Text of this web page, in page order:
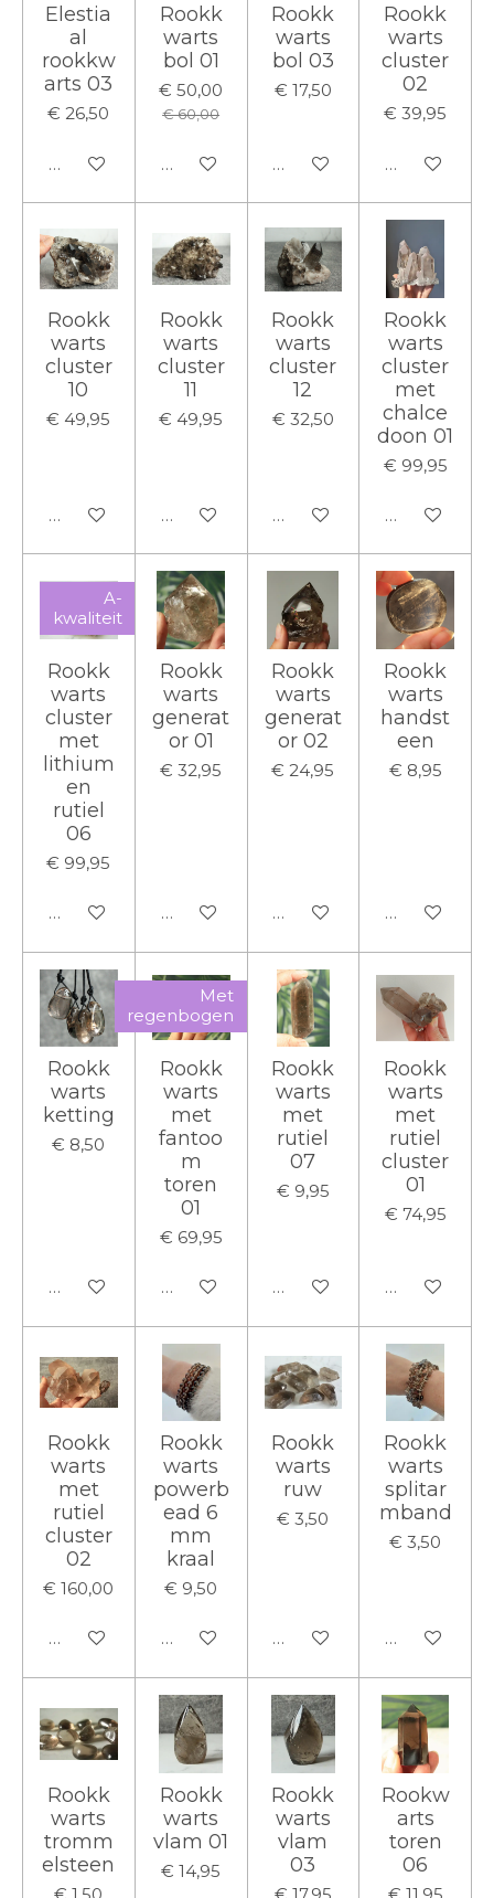
Elestia
al
rookkw
arts 03
€ 26,50
In winkelwagen
Rookk
warts
bol 01
€ 50,00
€ 60,00
In winkelwagen
Rookk
warts
bol 03
€ 17,50
In winkelwagen
Rookk
warts
cluster
02
€ 39,95
In
Rookk
warts
cluster
10
€ 49,95
In winkelwagen
Rookk
warts
cluster
11
€ 49,95
In winkelwagen
Rookk
warts
cluster
12
€ 32,50
In winkelwagen
Rookk
warts
cluster
met
chalce
doon 01
€ 99,95
In
A-
kwaliteit
Rookk
warts
cluster
met
lithium
en
rutiel
06
€ 99,95
In winkelwagen
Rookk
warts
generat
or 01
€ 32,95
In winkelwagen
Rookk
warts
generat
or 02
€ 24,95
In winkelwagen
Rookk
warts
handst
een
€ 8,95
In
Rookk
warts
ketting
€ 8,50
In winkelwagen
Met
regenbogen
Rookk
warts
met
fantoo
m
toren
01
€ 69,95
In winkelwagen
Rookk
warts
met
rutiel
07
€ 9,95
In winkelwagen
Rookk
warts
met
rutiel
cluster
01
€ 74,95
In
Rookk
warts
met
rutiel
cluster
02
€ 160,00
In winkelwagen
Rookk
warts
powerb
ead 6
mm
kraal
€ 9,50
In winkelwagen
Rookk
warts
ruw
€ 3,50
In winkelwagen
Rookk
warts
splitar
mband
€ 3,50
In
Rookk
warts
tromm
elsteen
€ 1,50
Rookk
warts
vlam 01
€ 14,95
Rookk
warts
vlam
03
€ 17,95
Rookw
arts
toren
06
€ 11,95